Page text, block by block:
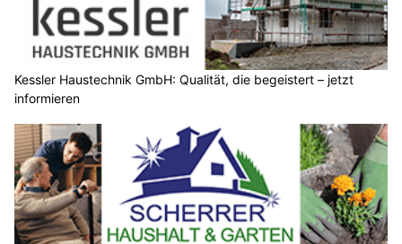
Kessler Haustechnik GmbH: Qualität, die begeistert – jetzt
informieren